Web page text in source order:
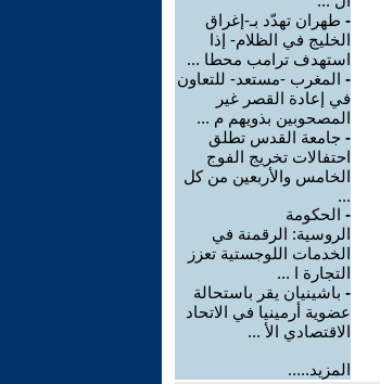
- طهران تهدّد بـ-إغراق
الخليج في الظلام- إذا
استهدف ترامب محطا ...
- المغرب -مستعد- للتعاون
في إعادة القصر غير
المصحوبين بذويهم م ...
- جامعة القدس تطلق
احتفالات تخريج الفوج
الخامس والأربعين من كل
...
- الحكومة
الروسية: الرقمنة في
الخدمات اللوجستية تعزز
التجارة ا ...
- باشينيان يقر باستحالة
عضوية أرمينيا في الاتحاد
الاقتصادي الأ ...
المزيد.....